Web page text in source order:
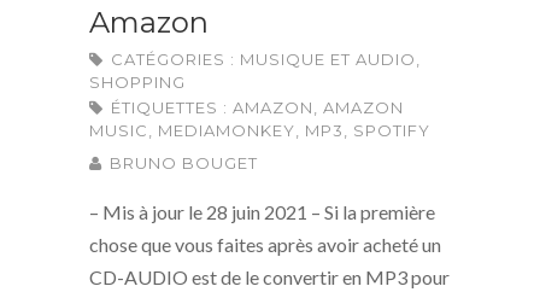
Amazon
CATÉGORIES : MUSIQUE ET AUDIO
SHOPPING
ÉTIQUETTES : AMAZON
AMAZON
MUSIC
MEDIAMONKEY MP3
SPOTIFY
BRUNO BOUGET
– Mis à jour le 28 juin 2021 – Si la première
chose que vous faites après avoir acheté un
CD-AUDIO est de le convertir en MP3 pour